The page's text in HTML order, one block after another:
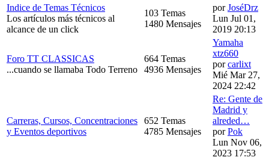
Indice de Temas Técnicos
Los artículos más técnicos al
alcance de un click
103 Temas
1480 Mensajes
porJoséDrz
Lun Jul 01,
2019 20:13
Foro TT CLASSICAS
...cuando se llamaba Todo Terreno
664 Temas
4936 Mensajes
Yamaha
xtz660
porcarlixt
Mié Mar 27,
2024 22:42
Carreras, Cursos, Concentraciones
y Eventos deportivos
652 Temas
4785 Mensajes
Re: Gente de
Madrid y
alreded…
porPok
Lun Nov 06,
2023 17:53